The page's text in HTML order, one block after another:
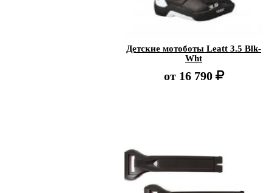
Детские мотоботы Leatt 3.5 Blk-
Wht
от 16 790